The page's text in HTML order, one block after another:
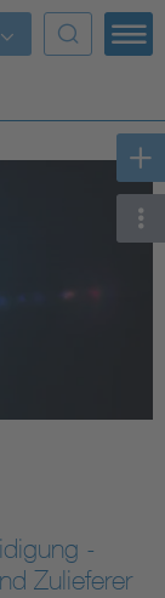
-
Zulieferer